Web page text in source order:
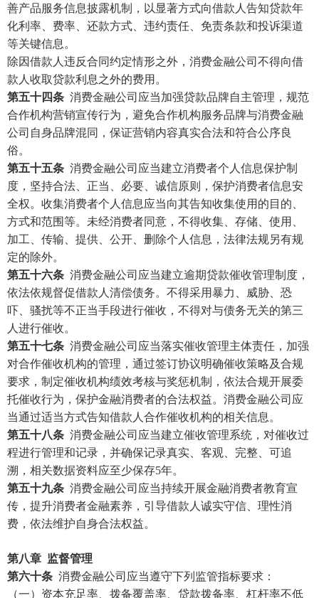
善产品服务信息披露机制，以显著方式向借款人告知贷款年
化利率、费率、还款方式、违约责任、免责条款和投诉渠道
等关键信息。
除因借款人违反合同约定情形之外，消费金融公司不得向借
款人收取贷款利息之外的费用。
第五十四条 消费金融公司应当加强贷款品牌自主管理，规范
合作机构营销宣传行为，避免合作机构服务品牌与消费金融
公司自身品牌混同，保证营销内容真实合法和符合公序良
俗。
第五十五条 消费金融公司应当建立消费者个人信息保护制
度，坚持合法、正当、必要、诚信原则，保护消费者信息安
全权。收集消费者个人信息应当向其告知收集使用的目的、
方式和范围等。未经消费者同意，不得收集、存储、使用、
加工、传输、提供、公开、删除个人信息，法律法规另有规
定的除外。
第五十六条 消费金融公司应当建立逾期贷款催收管理制度，
依法依规督促借款人清偿债务。不得采用暴力、威胁、恐
吓、骚扰等不正当手段进行催收，不得对与债务无关的第三
人进行催收。
第五十七条 消费金融公司应当落实催收管理主体责任，加强
对合作催收机构的管理，通过签订协议明确催收策略及合规
要求，制定催收机构绩效考核与奖惩机制，依法合规开展委
托催收行为，保护金融消费者的合法权益。消费金融公司应
当通过适当方式告知借款人合作催收机构的相关信息。
第五十八条 消费金融公司应当建立催收管理系统，对催收过
程进行管理和记录，并确保记录真实、客观、完整、可追
溯，相关数据资料应至少保存5年。
第五十九条 消费金融公司应当持续开展金融消费者教育宣
传，提升消费者金融素养，引导借款人诚实守信、理性消
费，依法维护自身合法权益。
第八章 监督管理
第六十条 消费金融公司应当遵守下列监管指标要求：
（一）资本充足率、拨备覆盖率、贷款拨备率、杠杆率不低